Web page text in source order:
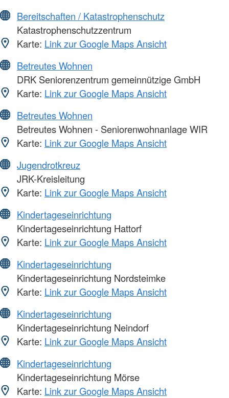
Bereitschaften / Katastrophenschutz
Katastrophenschutzzentrum
Karte: Link zur Google Maps Ansicht
Betreutes Wohnen
DRK Seniorenzentrum gemeinnützige GmbH
Karte: Link zur Google Maps Ansicht
Betreutes Wohnen
Betreutes Wohnen - Seniorenwohnanlage WIR
Karte: Link zur Google Maps Ansicht
Jugendrotkreuz
JRK-Kreisleitung
Karte: Link zur Google Maps Ansicht
Kindertageseinrichtung
Kindertageseinrichtung Hattorf
Karte: Link zur Google Maps Ansicht
Kindertageseinrichtung
Kindertageseinrichtung Nordsteimke
Karte: Link zur Google Maps Ansicht
Kindertageseinrichtung
Kindertageseinrichtung Neindorf
Karte: Link zur Google Maps Ansicht
Kindertageseinrichtung
Kindertageseinrichtung Mörse
Karte: Link zur Google Maps Ansicht